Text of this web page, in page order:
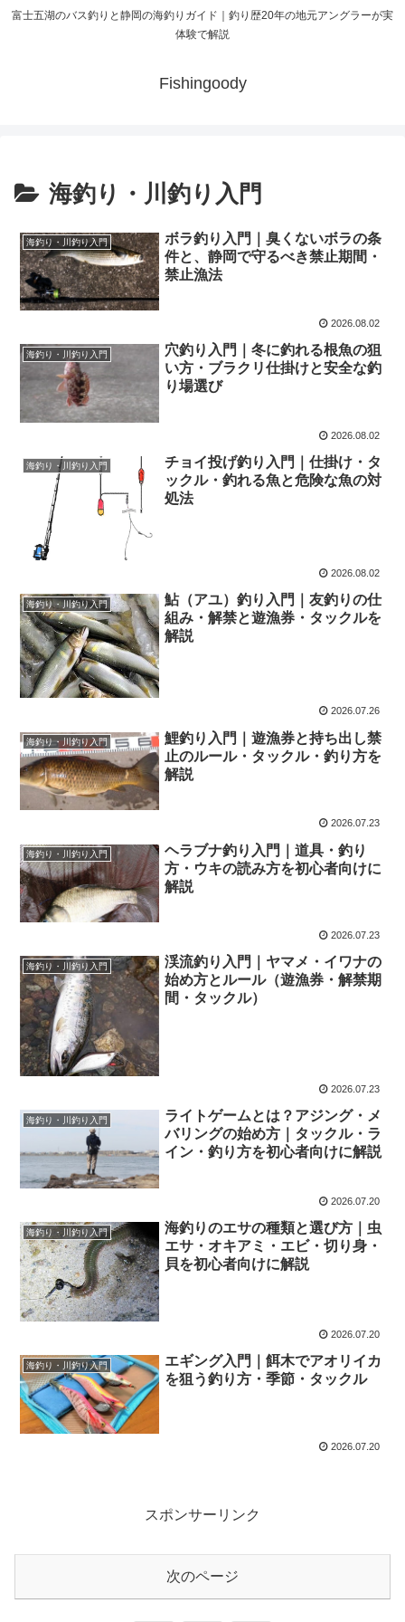
富士五湖のバス釣りと静岡の海釣りガイド｜釣り歴20年の地元アングラーが実
体験で解説
Fishingoody
海釣り・川釣り入門
海釣り・川釣り入門
ボラ釣り入門｜臭くないボラの条
件と、静岡で守るべき禁止期間・
禁止漁法
2026.08.02
海釣り・川釣り入門
穴釣り入門｜冬に釣れる根魚の狙
い方・ブラクリ仕掛けと安全な釣
り場選び
2026.08.02
海釣り・川釣り入門
チョイ投げ釣り入門｜仕掛け・タ
ックル・釣れる魚と危険な魚の対
処法
2026.08.02
海釣り・川釣り入門
鮎（アユ）釣り入門｜友釣りの仕
組み・解禁と遊漁券・タックルを
解説
2026.07.26
海釣り・川釣り入門
鯉釣り入門｜遊漁券と持ち出し禁
止のルール・タックル・釣り方を
解説
2026.07.23
海釣り・川釣り入門
ヘラブナ釣り入門｜道具・釣り
方・ウキの読み方を初心者向けに
解説
2026.07.23
海釣り・川釣り入門
渓流釣り入門｜ヤマメ・イワナの
始め方とルール（遊漁券・解禁期
間・タックル）
2026.07.23
海釣り・川釣り入門
ライトゲームとは？アジング・メ
バリングの始め方｜タックル・ラ
イン・釣り方を初心者向けに解説
2026.07.20
海釣り・川釣り入門
海釣りのエサの種類と選び方｜虫
エサ・オキアミ・エビ・切り身・
貝を初心者向けに解説
2026.07.20
海釣り・川釣り入門
エギング入門｜餌木でアオリイカ
を狙う釣り方・季節・タックル
2026.07.20
スポンサーリンク
次のページ